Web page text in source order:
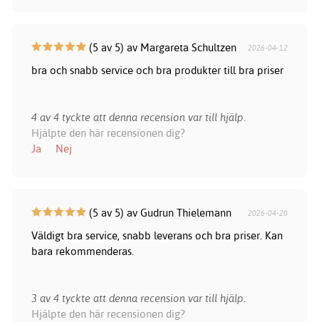
(5 av 5) av Margareta Schultzen 2026-04-12
bra och snabb service och bra produkter till bra priser
4 av 4 tyckte att denna recension var till hjälp.
Hjälpte den här recensionen dig?
Ja
Nej
(5 av 5) av Gudrun Thielemann 2026-04-20
Väldigt bra service, snabb leverans och bra priser. Kan
bara rekommenderas.
3 av 4 tyckte att denna recension var till hjälp.
Hjälpte den här recensionen dig?